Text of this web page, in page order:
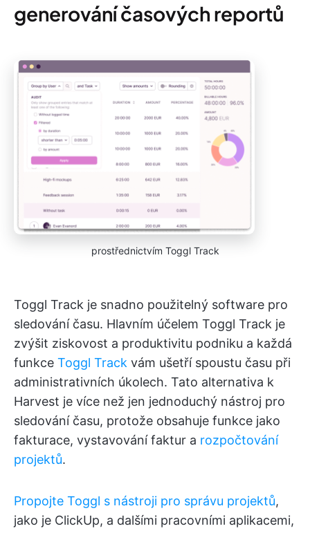
generování časových reportů
prostřednictvím Toggl Track
Toggl Track je snadno použitelný software pro
sledování času. Hlavním účelem Toggl Track je
zvýšit ziskovost a produktivitu podniku a každá
funkce Toggl Track vám ušetří spoustu času při
administrativních úkolech. Tato alternativa k
Harvest je více než jen jednoduchý nástroj pro
sledování času, protože obsahuje funkce jako
fakturace, vystavování faktur a rozpočtování
projektů.
Propojte Toggl s nástroji pro správu projektů,
jako je ClickUp, a dalšími pracovními aplikacemi,